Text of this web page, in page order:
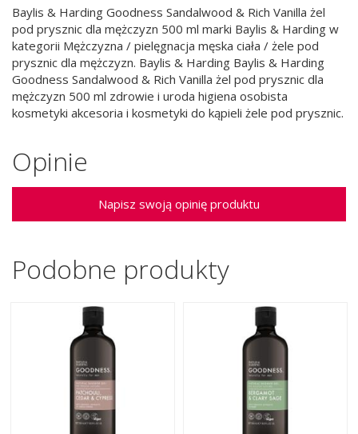
Baylis & Harding Goodness Sandalwood & Rich Vanilla żel
pod prysznic dla mężczyzn 500 ml marki Baylis & Harding w
kategorii Mężczyzna / pielęgnacja męska ciała / żele pod
prysznic dla mężczyzn. Baylis & Harding Baylis & Harding
Goodness Sandalwood & Rich Vanilla żel pod prysznic dla
mężczyzn 500 ml zdrowie i uroda higiena osobista
kosmetyki akcesoria i kosmetyki do kąpieli żele pod prysznic.
Opinie
Napisz swoją opinię produktu
Podobne produkty